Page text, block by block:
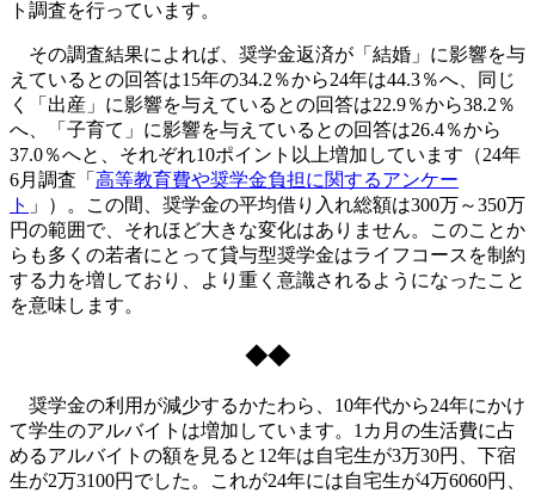
ト調査を行っています。
その調査結果によれば、奨学金返済が「結婚」に影響を与
えているとの回答は15年の34.2％から24年は44.3％へ、同じ
く「出産」に影響を与えているとの回答は22.9％から38.2％
へ、「子育て」に影響を与えているとの回答は26.4％から
37.0％へと、それぞれ10ポイント以上増加しています（24年
6月調査「 高等教育費や奨学金負担に関するアンケー
ト 」）。この間、奨学金の平均借り入れ総額は300万～350万
円の範囲で、それほど大きな変化はありません。このことか
らも多くの若者にとって貸与型奨学金はライフコースを制約
する力を増しており、より重く意識されるようになったこと
を意味します。
◆◆
奨学金の利用が減少するかたわら、10年代から24年にかけ
て学生のアルバイトは増加しています。1カ月の生活費に占
めるアルバイトの額を見ると12年は自宅生が3万30円、下宿
生が2万3100円でした。これが24年には自宅生が4万6060円、